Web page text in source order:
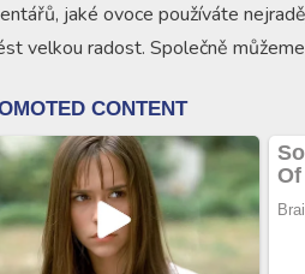
jaké ovoce používáte
velkou radost. Společně